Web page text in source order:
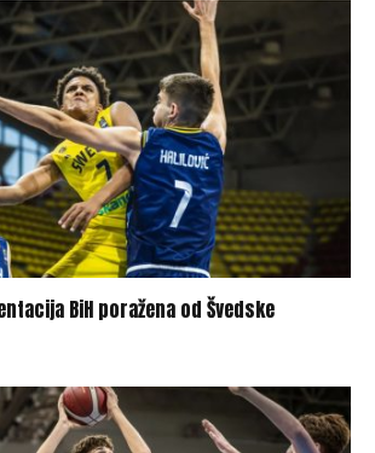
BiH poražena od Švedske